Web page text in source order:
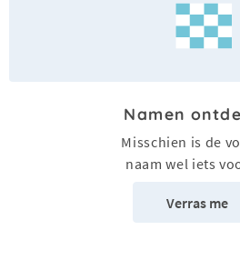
Namen
Misschien is de
naam wel iets
Verras me